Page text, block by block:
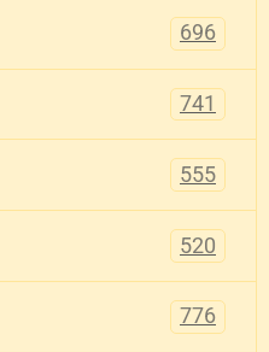
696
741
555
520
776